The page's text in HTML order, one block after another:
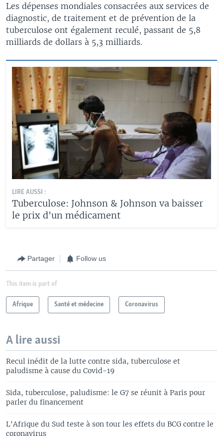
Les dépenses mondiales consacrées aux services de
diagnostic, de traitement et de prévention de la
tuberculose ont également reculé, passant de 5,8
milliards de dollars à 5,3 milliards.
LIRE AUSSI :
Tuberculose: Johnson & Johnson va baisser
le prix d'un médicament
Partager Follow us
This item is part of
Afrique Santé et médecine Coronavirus
A lire aussi
Recul inédit de la lutte contre sida, tuberculose et
paludisme à cause du Covid-19
Sida, tuberculose, paludisme: le G7 se réunit à Paris pour
parler du financement
L'Afrique du Sud teste à son tour les effets du BCG contre le
coronavirus